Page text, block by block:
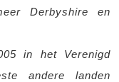
Derbyshire en
in het Verenigd
andere landen